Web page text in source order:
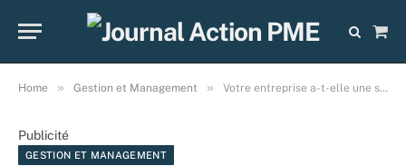
Cart
Home » Gestion et Management » Votre entreprise a-t-elle une stratégie en Propriété Intellectuelle ?
Publicité
GESTION ET MANAGEMENT